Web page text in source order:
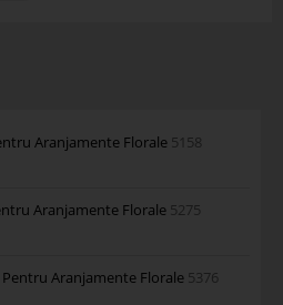
Aranjamente Florale 5158
Aranjamente Florale 5275
Pentru Aranjamente Florale 5376